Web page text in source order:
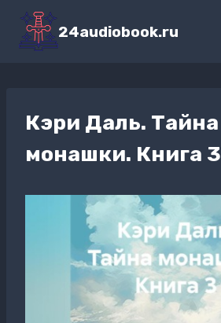
Перейти
содержимому
24audiobook.ru
Кэри Даль. Тайна
монашки. Книга 3